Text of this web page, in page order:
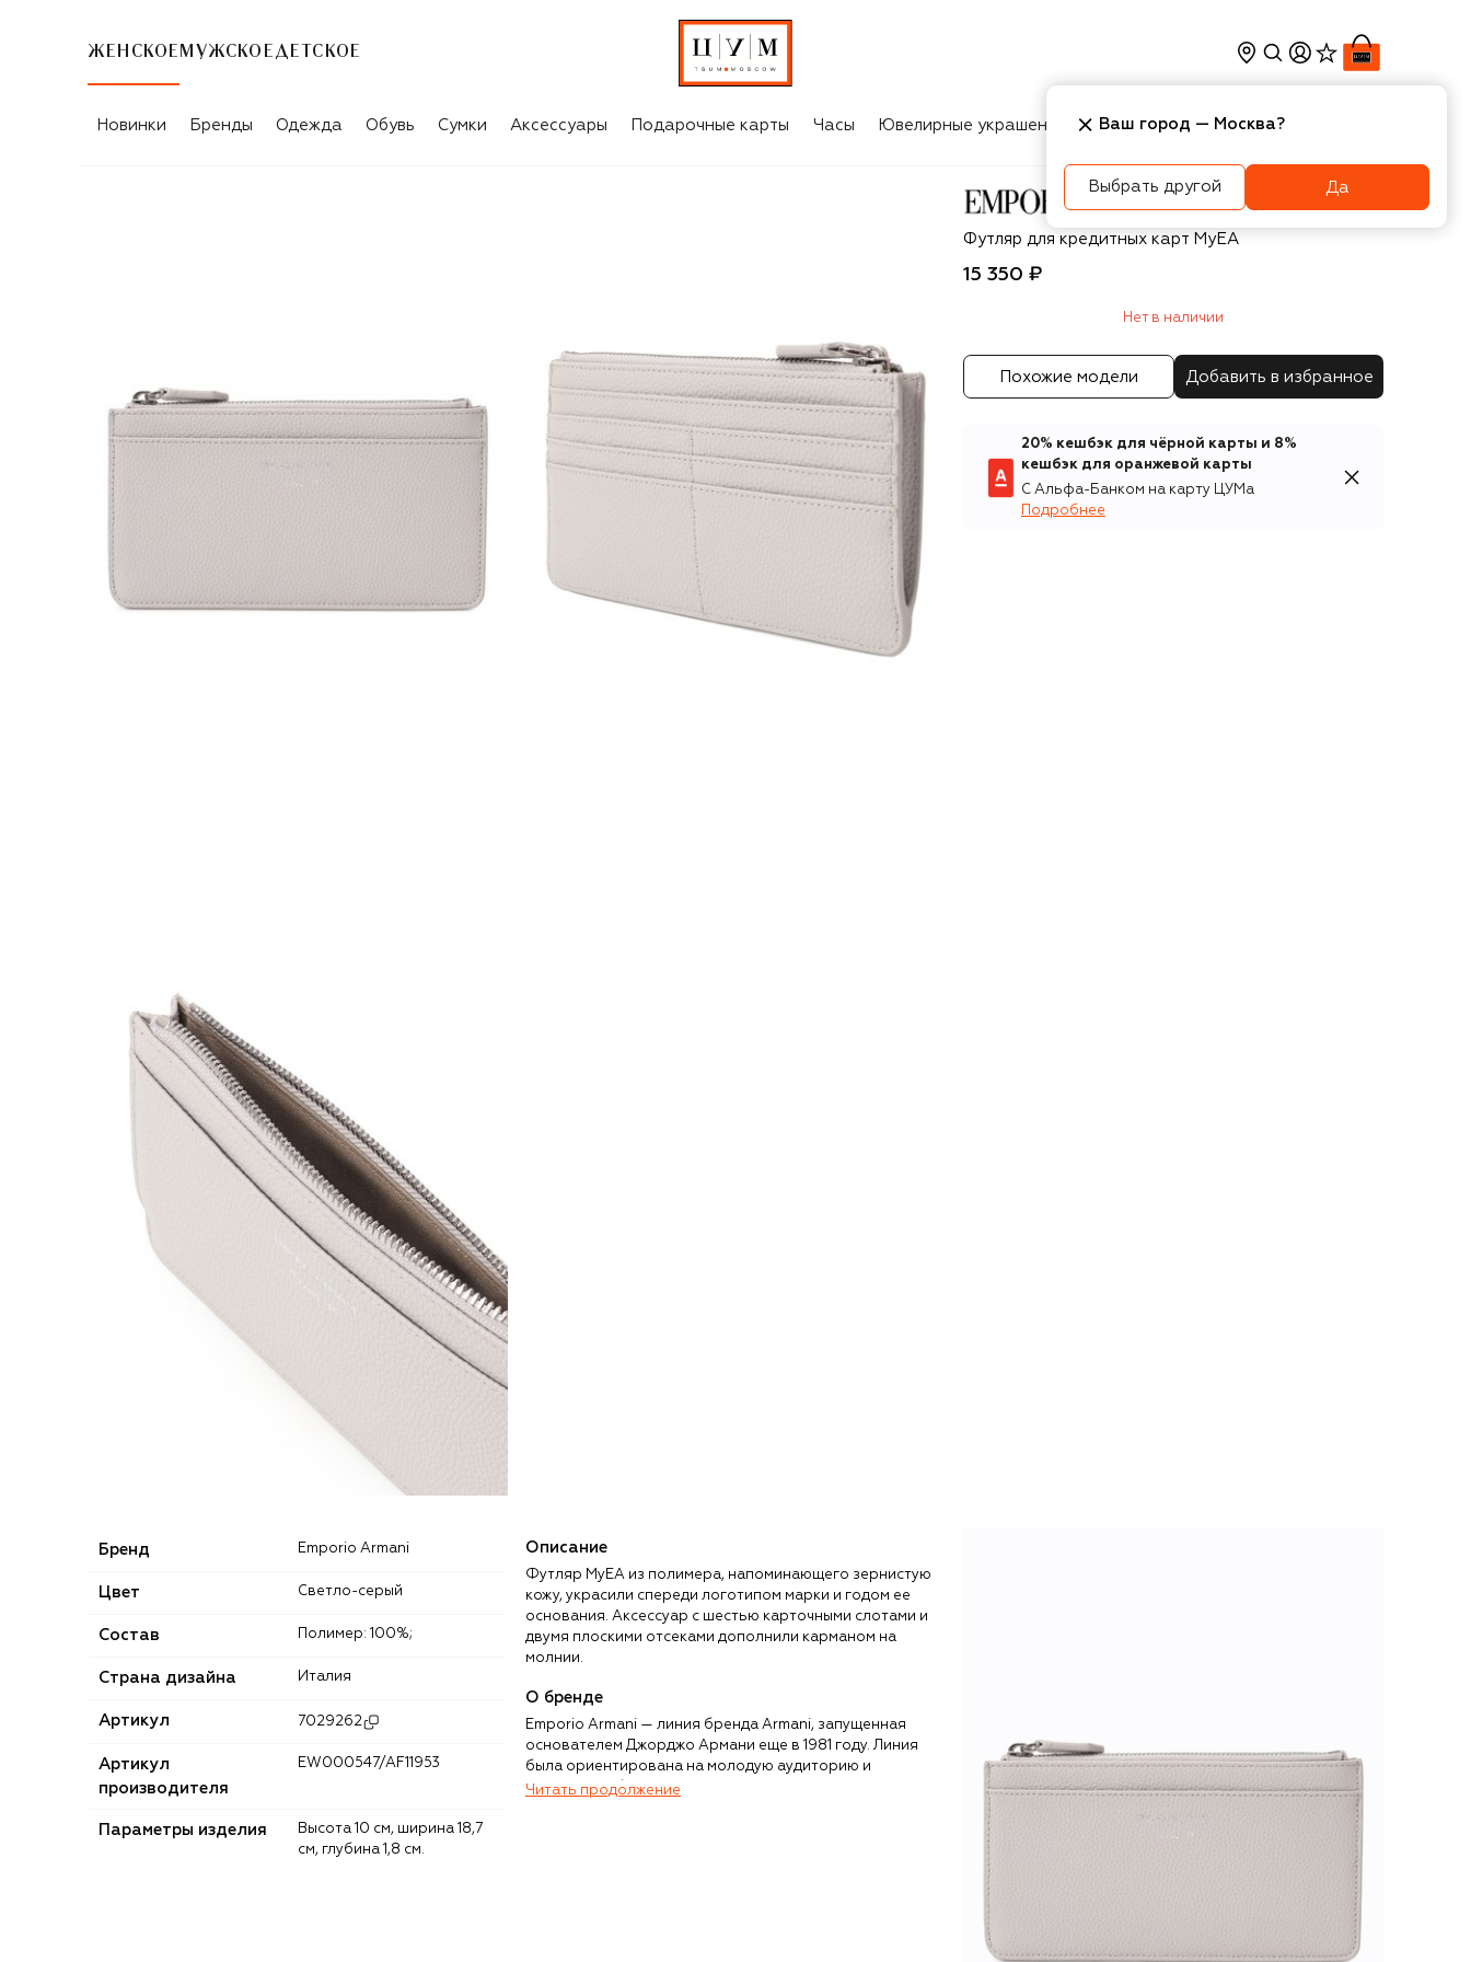
ЖЕНСКОЕ МУЖСКОЕ ДЕТСКОЕ
Новинки Бренды Одежда Обувь Сумки Аксессуары Подарочные карты Часы Ювелирные украшения Косметика Интерьер
Emporio Armani
Футляр для кредитных карт MyEA
15 350 ₽
Нет в наличии
Похожие модели Добавить в избранное
20% кешбэк для чёрной карты и 8%
кешбэк для оранжевой карты
С Альфа-Банком на карту ЦУМа
Подробнее
Бренд Emporio Armani
Цвет Светло-серый
Состав Полимер: 100%;
Страна дизайна Италия
Артикул 7029262
Артикул
производителя
EW000547/AF11953
Параметры изделия
Высота 10 см, ширина 18,7
см, глубина 1,8 см.
Описание
Футляр MyEA из полимера, напоминающего зернистую
кожу, украсили спереди логотипом марки и годом ее
основания. Аксессуар с шестью карточными слотами и
двумя плоскими отсеками дополнили карманом на
молнии.
О бренде
Emporio Armani — линия бренда Armani, запущенная
основателем Джорджо Армани еще в 1981 году. Линия
была ориентирована на молодую аудиторию и
предлагала более доступные интерпретации
Читать продолжение
Ваш город — Москва?
Выбрать другой Да